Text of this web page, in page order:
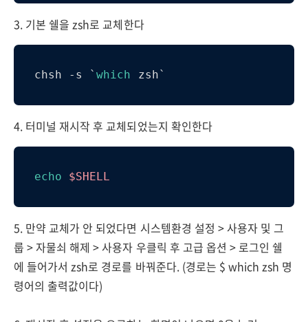
3. 기본 쉘을 zsh로 교체한다
chsh -s `which zsh`
4. 터미널 재시작 후 교체되었는지 확인한다
echo $SHELL
5. 만약 교체가 안 되었다면 시스템환경 설정 > 사용자 및 그
룹 > 자물쇠 해제 > 사용자 우클릭 후 고급 옵션 > 로그인 쉘
에 들어가서 zsh로 경로를 바꿔준다. (경로는 $ which zsh 명
령어의 출력값이다)